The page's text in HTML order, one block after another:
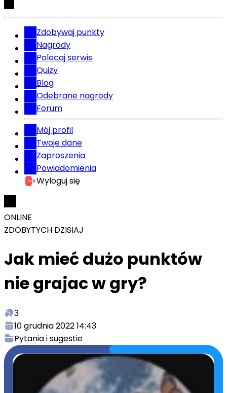
Zdobywaj punkty
Nagrody
Polecaj serwis
Quizy
Blog
Odebrane nagrody
Forum
Mój profil
Twoje dane
Zaproszenia
Powiadomienia
Wyloguj się
ONLINE
ZDOBYTYCH DZISIAJ
Jak mieć dużo punktów
nie grajac w gry?
3
10 grudnia 2022 14:43
Pytania i sugestie